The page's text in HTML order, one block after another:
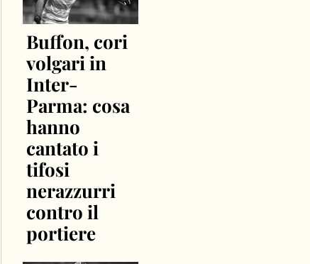
Buffon, cori
volgari in
Inter-
Parma: cosa
hanno
cantato i
tifosi
nerazzurri
contro il
portiere